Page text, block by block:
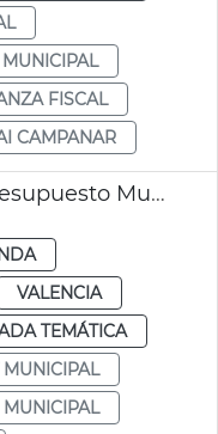
FISCAL
CAMPANAR
Aprobación definitiva Presupuesto Municipal 2026 València
VALENCIA
TEMÁTICA
MUNICIPAL